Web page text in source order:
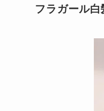
フラガール